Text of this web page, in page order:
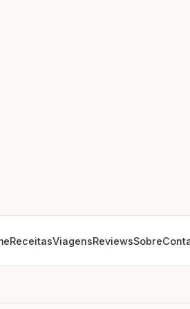
ReceitasViagensReviewsSobre